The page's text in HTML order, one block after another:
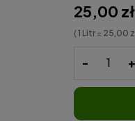
25,00 zł
( 1 Litr = 25,00
- +